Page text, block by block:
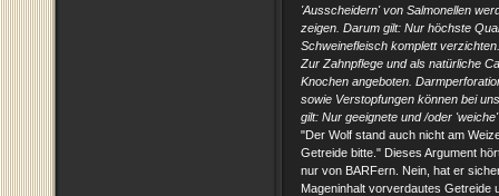
'Ausscheidern' von Salmonellen
zeigen. Darum gilt: Nur höchste
Schweinefleisch komplett verzichten.
Zur Zahnpflege und als natürliche
Knochen angeboten.
sowie Verstopfungen können bei
gilt: Nur geeignete und /oder
"Der Wolf stand auch nicht am
Getreide bitte." Dieses Argument
nur von BARFern. Nein, hat er
Mageninhalt vorverdautes Getreide